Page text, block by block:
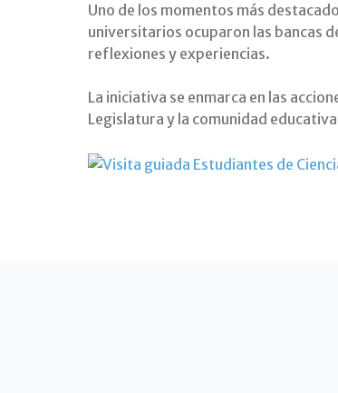
Uno de los momentos más
universitarios ocuparon las bancas
reflexiones y experiencias.
La iniciativa se enmarca en las
Legislatura y la comunidad